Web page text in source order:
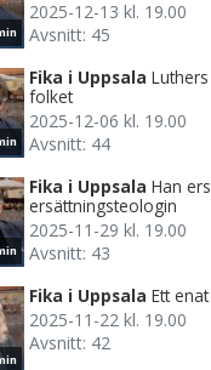
2025-12-13 kl. 19.00
Avsnitt: 45
Fika i Uppsala
folket
2025-12-06 kl. 19.00
Avsnitt: 44
Fika i Uppsala Han
ersättningsteologin
2025-11-29 kl. 19.00
Avsnitt: 43
Fika i Uppsala Ett
2025-11-22 kl. 19.00
Avsnitt: 42